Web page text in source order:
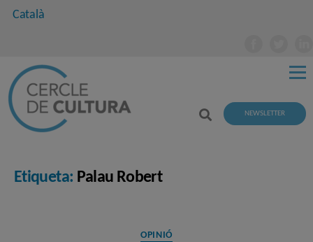
Català
NEWSLETTER
Etiqueta: Palau Robert
Categories
OPINIÓ